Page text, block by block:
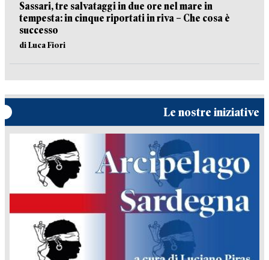
Sassari, tre salvataggi in due ore nel mare in
tempesta: in cinque riportati in riva – Che cosa è
successo
di Luca Fiori
Le nostre iniziative